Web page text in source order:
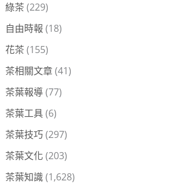
綠茶 (229)
自由時報 (18)
花茶 (155)
茶相關文章(41)
茶葉報導(77)
茶葉工具(6)
茶葉技巧(297)
茶葉文化 (203)
茶葉知識(1,628)